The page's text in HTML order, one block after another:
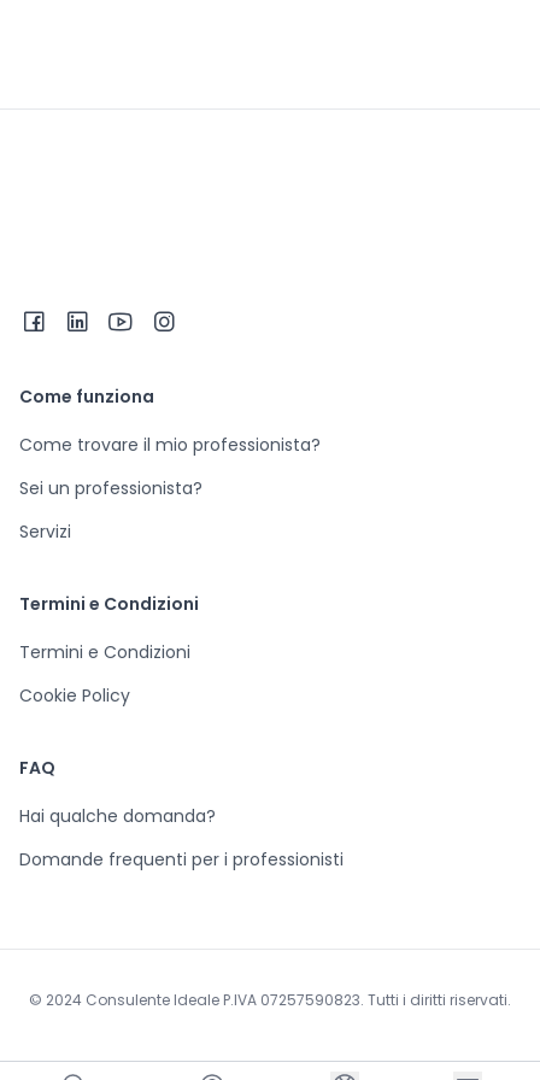
Come funziona
Come trovare il mio professionista?
Sei un professionista?
Servizi
Termini e Condizioni
Termini e Condizioni
Cookie Policy
FAQ
Hai qualche domanda?
Domande frequenti per i professionisti
© 2024 Consulente Ideale P.IVA 07257590823. Tutti i diritti riservati.